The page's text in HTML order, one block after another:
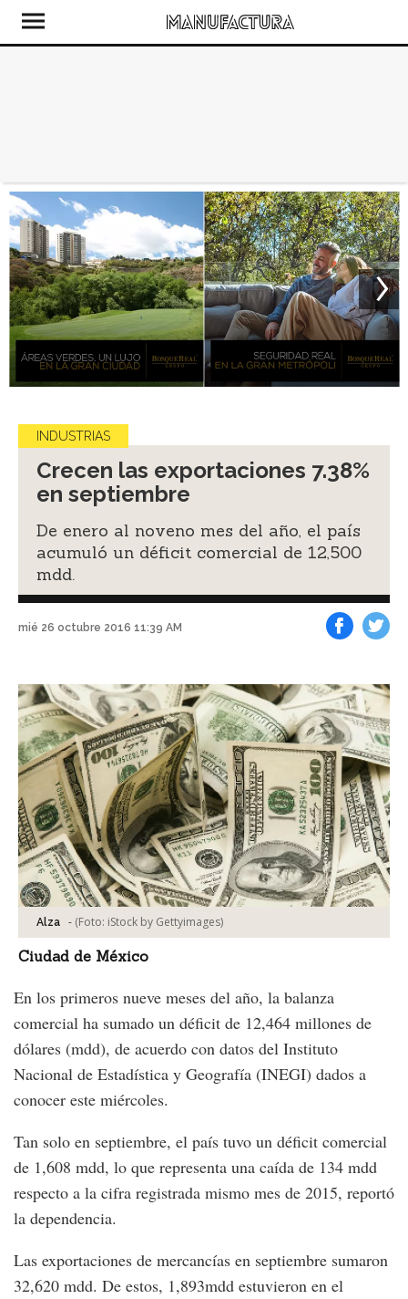
INDUSTRIAS
Crecen las exportaciones 7.38%
en septiembre
De enero al noveno mes del año, el país
acumuló un déficit comercial de 12,500
mdd.
mié 26 octubre 2016 11:39 AM
Alza - (Foto: iStock by Gettyimages)
Ciudad de México
En los primeros nueve meses del año, la balanza
comercial ha sumado un déficit de 12,464 millones de
dólares (mdd), de acuerdo con datos del Instituto
Nacional de Estadística y Geografía (INEGI) dados a
conocer este miércoles.
Tan solo en septiembre, el país tuvo un déficit comercial
de 1,608 mdd, lo que representa una caída de 134 mdd
respecto a la cifra registrada mismo mes de 2015, reportó
la dependencia.
Las exportaciones de mercancías en septiembre sumaron
32,620 mdd. De estos, 1,893mdd estuvieron en el